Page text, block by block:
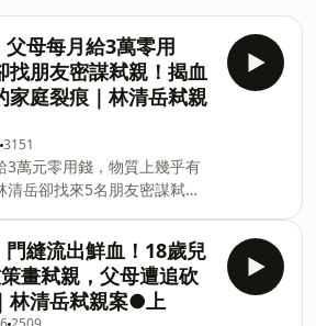
父母每月給3萬零用
找朋友密謀弒親！揭血
家庭裂痕｜林清岳弒親
3151
3萬元零用錢，物質上幾乎有
清岳卻找來5名朋友密謀弒
長年缺席的陪伴、打罵管教，
輕人在「講義氣」下失去判
深入解析林家的裂痕、共犯責
前情提要
門縫流出鮮血！18歲兒
畫弒親，父母遭追砍
林清岳弒親案●上